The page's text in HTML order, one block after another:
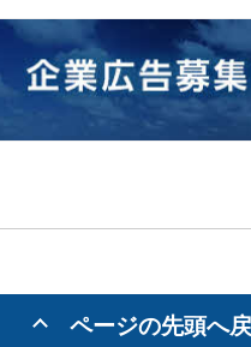
ページの先頭へ